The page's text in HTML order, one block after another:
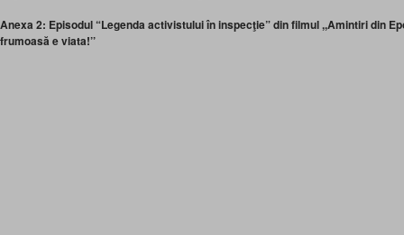
Anexa 2: Episodul “Legenda activistului în inspecţie” din filmul ,,Amintiri din
frumoasă e viata!’’